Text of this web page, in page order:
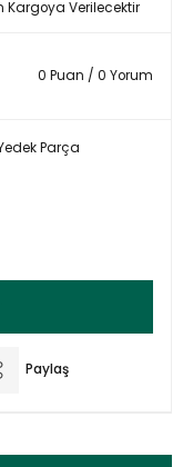
Kargoya Verilecektir
0 Puan / 0 Yorum
Parça
Paylaş